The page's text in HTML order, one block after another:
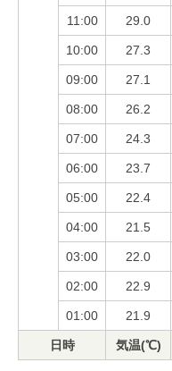
11:00 29.0
10:00 27.3
09:00 27.1
08:00 26.2
07:00 24.3
06:00 23.7
05:00 22.4
04:00 21.5
03:00 22.0
02:00 22.9
01:00 21.9
日時 気温(℃)